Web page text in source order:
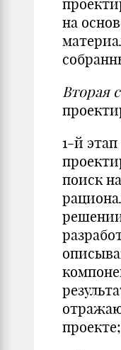
на
Вторая
1-й
поиск
проекте;